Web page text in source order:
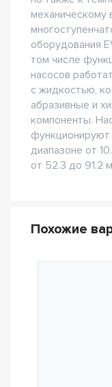
механическому
оборудования
том числе
насосов
с жидкостью,
абразивные и
компоненты.
функционируют
диапазоне от
от 52.3 до 91.2
Похожие